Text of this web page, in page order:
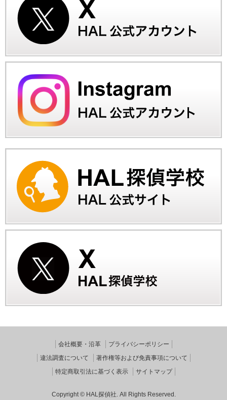
会社概要・沿革
プライバシーポリシー
違法調査について
著作権等および免責事項について
特定商取引法に基づく表示
サイトマップ
Copyright © HAL探偵社. All Rights Reserved.